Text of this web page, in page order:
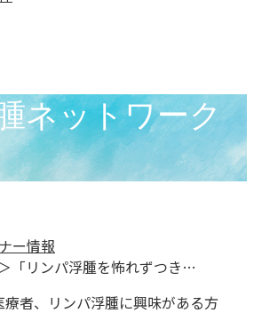
ネットワーク
ー情報
「リンパ浮腫を怖れずつき…
者、リンパ浮腫に興味がある方